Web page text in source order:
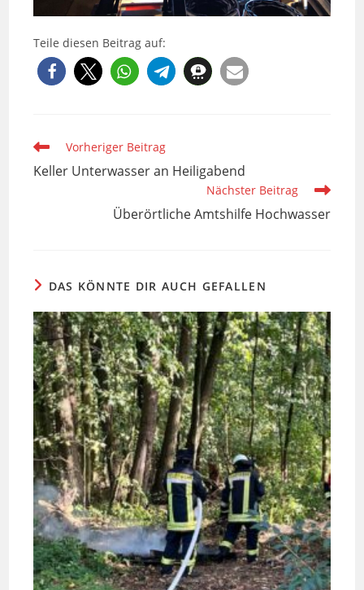
Teile diesen Beitrag auf:
Weitere
Artikel
ansehen
Vorheriger Beitrag
Keller Unterwasser an Heiligabend
Nächster Beitrag
Überörtliche Amtshilfe Hochwasser
DAS KÖNNTE DIR AUCH GEFALLEN